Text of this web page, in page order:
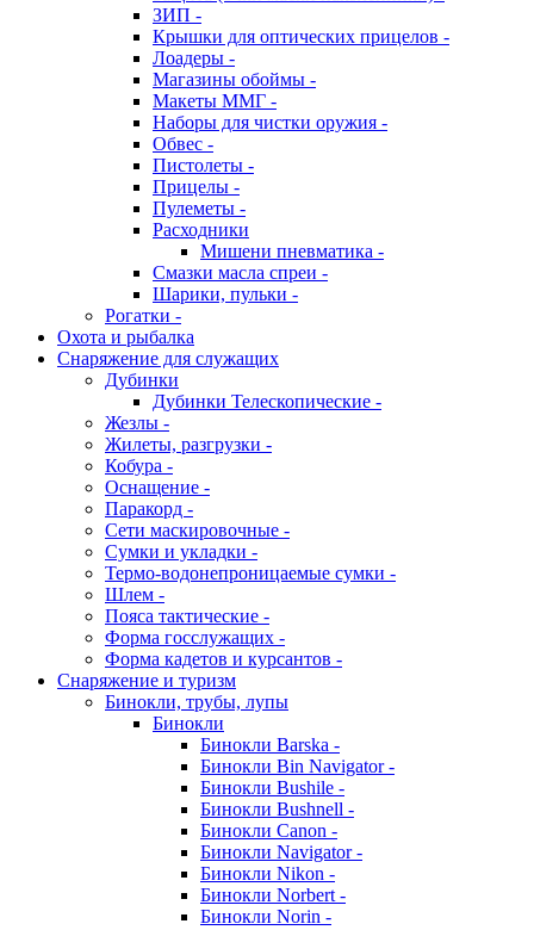
ЗИП -
Крышки для оптических прицелов -
Лоадеры -
Магазины обоймы -
Макеты ММГ -
Наборы для чистки оружия -
Обвес -
Пистолеты -
Прицелы -
Пулеметы -
Расходники
Мишени пневматика -
Смазки масла спреи -
Шарики, пульки -
Рогатки -
Охота и рыбалка
Снаряжение для служащих
Дубинки
Дубинки Телескопические -
Жезлы -
Жилеты, разгрузки -
Кобура -
Оснащение -
Паракорд -
Сети маскировочные -
Сумки и укладки -
Термо-водонепроницаемые сумки -
Шлем -
Пояса тактические -
Форма госслужащих -
Форма кадетов и курсантов -
Снаряжение и туризм
Бинокли, трубы, лупы
Бинокли
Бинокли Barska -
Бинокли Bin Navigator -
Бинокли Bushile -
Бинокли Bushnell -
Бинокли Canon -
Бинокли Navigator -
Бинокли Nikon -
Бинокли Norbert -
Бинокли Norin -